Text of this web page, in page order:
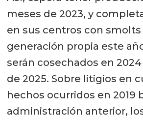
meses de 2023, y
en sus centros con smolts
generación propia este
serán cosechados en
de 2025. Sobre litigios en
hechos ocurridos en 2019
administración anterior,